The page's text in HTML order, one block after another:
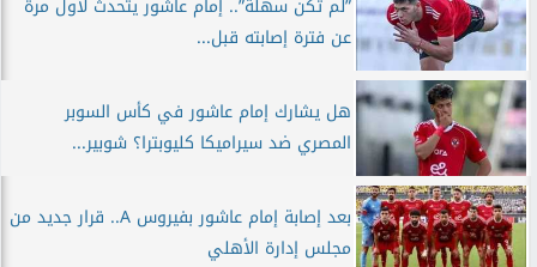
عن فترة إصابته قبل...
هل يشارك إمام عاشور في كأس السوبر
المصري ضد سيراميكا كليوبترا؟ شوبير...
بعد إصابة إمام عاشور بفيروس A.. قرار جديد من
مجلس إدارة الأهلي